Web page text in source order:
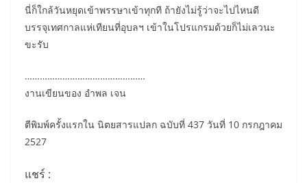
นี่ก็ใกล้วันหยุดเข้าพรรษาเข้าทุกที ถ้ายังไม่รู้ว่าจะไปไหนดี
บรรจุเทศกาลแห่เทียนที่อุบลฯ เข้าในโปรแกรมด้วยก็ไม่เลวนะ
ขะรับ
…………………………………………
งานเขียนของ อำพล เจน
ตีพิมพ์ครั้งแรกใน นิตยสารแปลก ฉบับที่ 437 วันที่ 10 กรกฎาคม
2527
แชร์ :